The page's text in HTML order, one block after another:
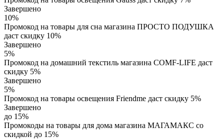
Завершено
10%
Промокод на товары для сна магазина ПРОСТО ПОДУШКА
даст скидку 10%
Завершено
5%
Промокод на домашний текстиль магазина COMF-LIFE даст
скидку 5%
Завершено
5%
Промокод на товары освещения Friendme даст скидку 5%
Завершено
до 15%
Промокоды на товары для дома магазина МАГАМАКС со
скидкой до 15%